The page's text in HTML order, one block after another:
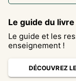
Le guide du
Le guide et les
enseignement !
DÉCOUVREZ